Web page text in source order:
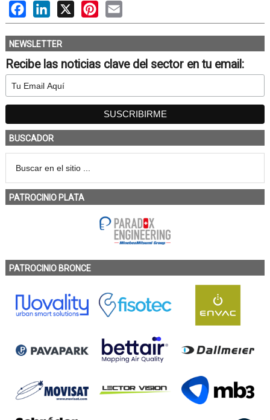
FacebookLinkedIn
X PinterestEmail
NEWSLETTER
Recibe las noticias clave del sector en tu email:
BUSCADOR
PATROCINIO PLATA
PATROCINIO BRONCE